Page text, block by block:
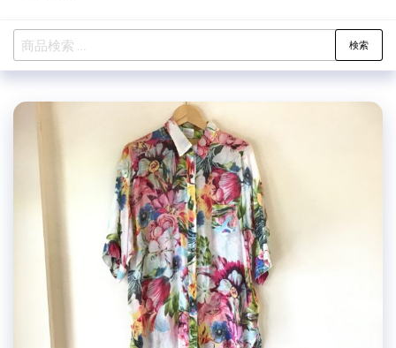
プ
検
索
象:
検索